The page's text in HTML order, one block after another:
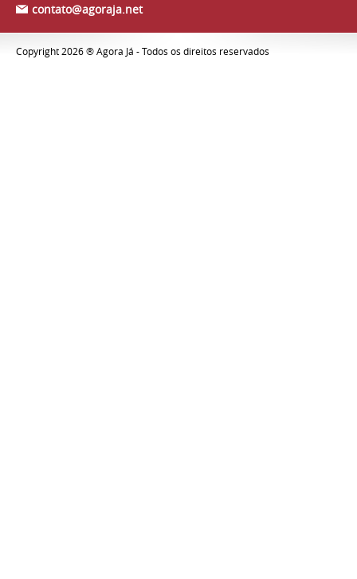
contato@agoraja.net
Copyright 2026 ® Agora Já - Todos os direitos reservados